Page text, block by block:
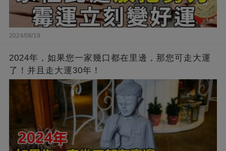
2024/08/19
2024年，如果您一家幾口都在里邊，那您可走大運
了！并且走大運30年！